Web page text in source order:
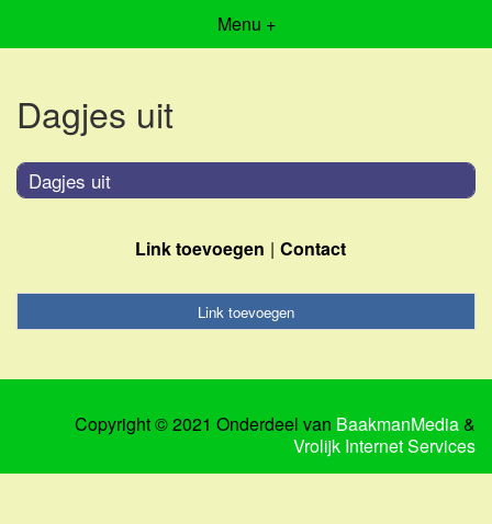
Menu +
Dagjes uit
Dagjes uit
Link toevoegen Contact
Link toevoegen
Copyright © 2021 Onderdeel van BaakmanMedia&
Vrolijk Internet Services